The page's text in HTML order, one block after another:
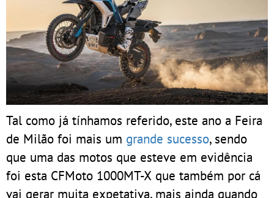
Tal como já tínhamos referido, este ano a Feira
de Milão foi mais um grande sucesso, sendo
que uma das motos que esteve em evidência
foi esta CFMoto 1000MT-X que também por cá
vai gerar muita expetativa, mais ainda quando